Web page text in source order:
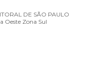
DE SÃO PAULO
Oeste Zona Sul